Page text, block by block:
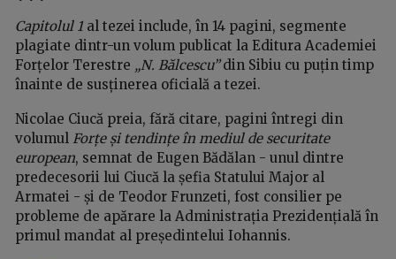
Capitolul 1 al tezei include, în 14 pagini, segmente
plagiate dintr-un volum publicat la Editura Academiei
Forțelor Terestre „N. Bălcescu”din Sibiu cu puțin timp
înainte de susținerea oficială a tezei.
Nicolae Ciucă preia, fără citare, pagini întregi din
volumul Forțe și tendințe în mediul de securitate
european, semnat de Eugen Bădălan - unul dintre
predecesorii lui Ciucă la șefia Statului Major al
Armatei - și de Teodor Frunzeti, fost consilier pe
probleme de apărare la Administrația Prezidențială în
primul mandat al președintelui Iohannis.